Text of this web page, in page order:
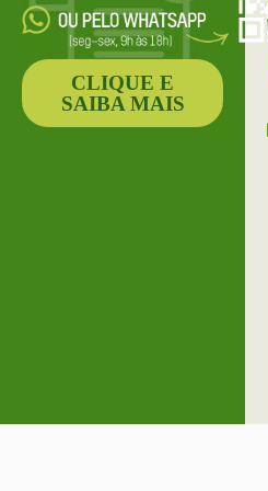
CLIQUE E
SAIBA MAIS